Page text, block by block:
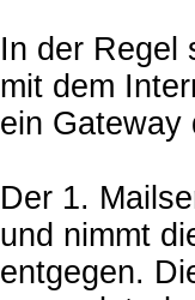
In der Regel
mit dem
ein Gateway
Der 1.
und nimmt
entgegen.